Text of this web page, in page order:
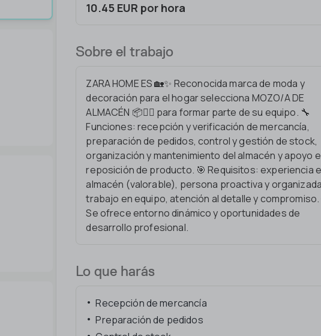
10.45 EUR por hora
Sobre el trabajo
ZARA HOME ES 🏡✨ Reconocida marca de moda y
decoración para el hogar selecciona MOZO/A DE
ALMACÉN 📦👷‍♂️ para formar parte de su equipo. 🔧
Funciones: recepción y verificación de mercancía,
preparación de pedidos, control y gestión de stock,
organización y mantenimiento del almacén y apoyo
reposición de producto. 🎯 Requisitos: experiencia
almacén (valorable), persona proactiva y
trabajo en equipo, atención al detalle y compromiso.
Se ofrece entorno dinámico y oportunidades de
desarrollo profesional.
Lo que harás
Recepción de mercancía
Preparación de pedidos